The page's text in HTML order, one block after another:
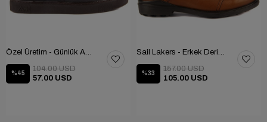
%45
57.00 USD
104.00 USD
%33
105.00 USD
157.00 USD